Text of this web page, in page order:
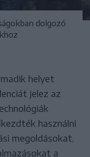
dolgozó
helyet
jelez az
használni
megoldásokat,
a